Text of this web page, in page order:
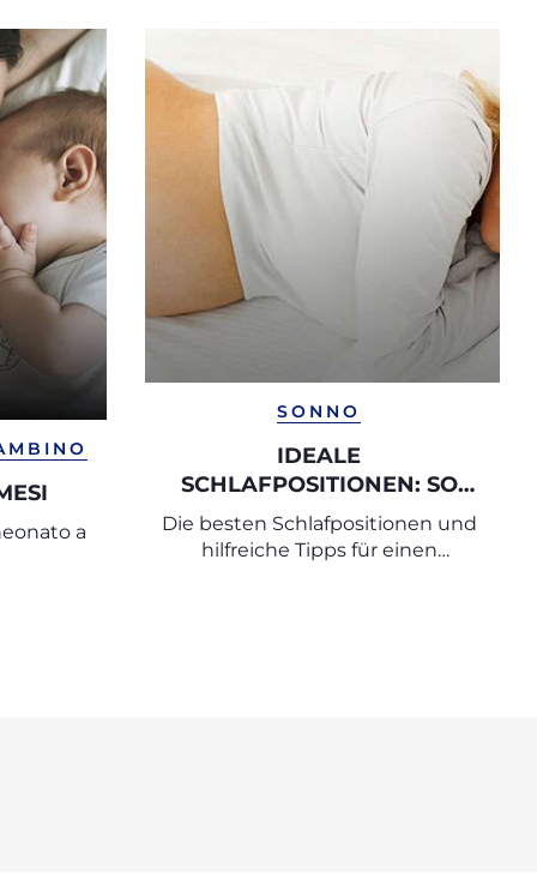
a
SONNO
IDEALE
SCHLAFPOSITIONEN: SO
SCHLAFEN SIE IN DER
SCHWANGERSCHAFT
Die besten Schlafpositionen und
hilfreiche Tipps für einen